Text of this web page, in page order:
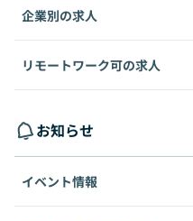
企業別の求人
リモートワーク可の求人
お知らせ
イベント情報